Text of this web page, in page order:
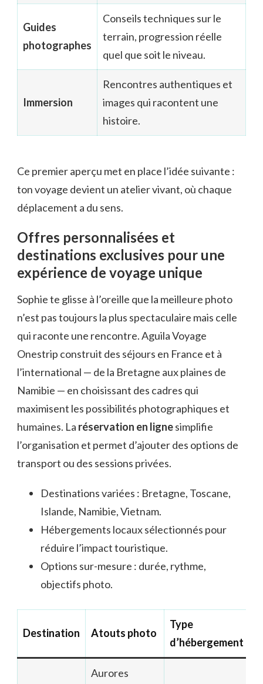
Guides
photographes
Conseils techniques sur le
terrain, progression réelle
quel que soit le niveau.
Immersion
Rencontres authentiques et
images qui racontent une
histoire.
Ce premier aperçu met en place l’idée suivante :
ton voyage devient un atelier vivant, où chaque
déplacement a du sens.
Offres personnalisées et
destinations exclusives pour une
expérience de voyage unique
Sophie te glisse à l’oreille que la meilleure photo
n’est pas toujours la plus spectaculaire mais celle
qui raconte une rencontre. Aguila Voyage
Onestrip construit des séjours en France et à
l’international — de la Bretagne aux plaines de
Namibie — en choisissant des cadres qui
maximisent les possibilités photographiques et
humaines. La réservation en lignesimplifie
l’organisation et permet d’ajouter des options de
transport ou des sessions privées.
Destinations variées : Bretagne, Toscane,
Islande, Namibie, Vietnam.
Hébergements locaux sélectionnés pour
réduire l’impact touristique.
Options sur-mesure : durée, rythme,
objectifs photo.
Destination Atouts photo
Type
d’hébergement
Aurores